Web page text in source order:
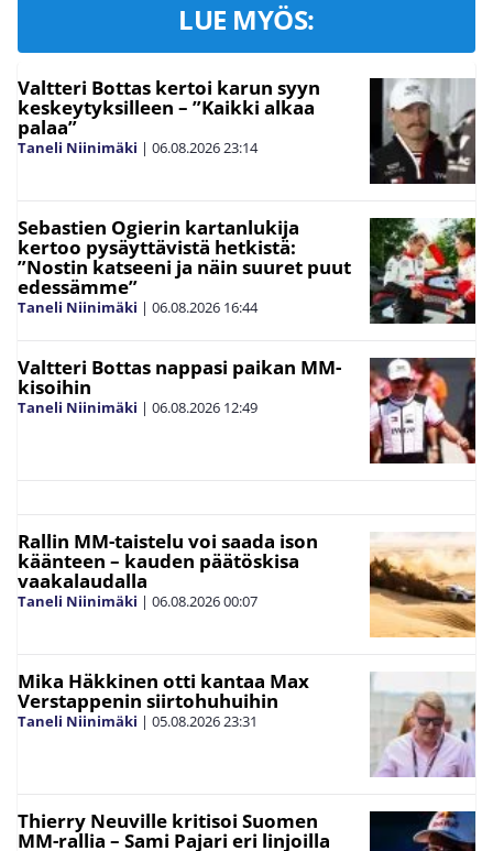
LUE MYÖS:
Valtteri Bottas kertoi karun syyn
keskeytyksilleen – ”Kaikki alkaa
palaa”
Taneli Niinimäki | 06.08.202623:14
Sebastien Ogierin kartanlukija
kertoo pysäyttävistä hetkistä:
”Nostin katseeni ja näin suuret puut
edessämme”
Taneli Niinimäki | 06.08.2026 16:44
Valtteri Bottas nappasi paikan MM-
kisoihin
Taneli Niinimäki | 06.08.2026 12:49
Rallin MM-taistelu voi saada ison
käänteen – kauden päätöskisa
vaakalaudalla
Taneli Niinimäki | 06.08.202600:07
Mika Häkkinen otti kantaa Max
Verstappenin siirtohuhuihin
Taneli Niinimäki | 05.08.202623:31
Thierry Neuville kritisoi Suomen
MM-rallia – Sami Pajari eri linjoilla